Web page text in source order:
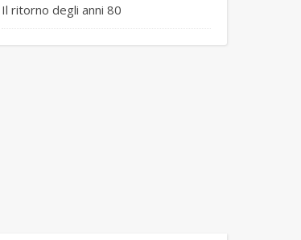
Il ritorno degli anni 80